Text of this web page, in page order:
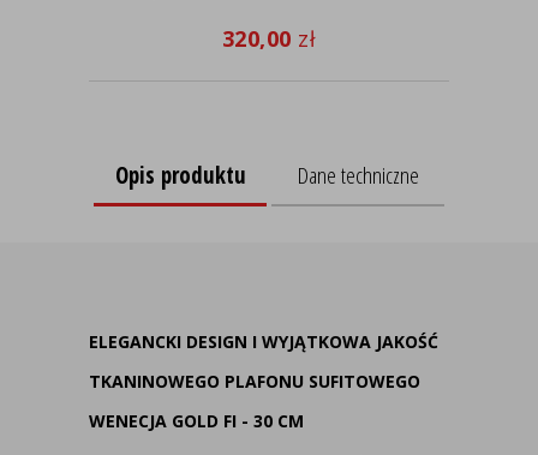
320,00 zł
Opis produktu Dane techniczne
ELEGANCKI DESIGN I WYJĄTKOWA JAKOŚĆ
TKANINOWEGO PLAFONU SUFITOWEGO
WENECJA GOLD FI - 30 CM